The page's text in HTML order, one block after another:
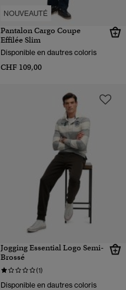
NOUVEAUTÉ
Pantalon Cargo Coupe
Effilée Slim
Disponible en dautres coloris
CHF 109,00
Jogging Essential Logo Semi-
Brossé
(1)
Disponible en dautres coloris